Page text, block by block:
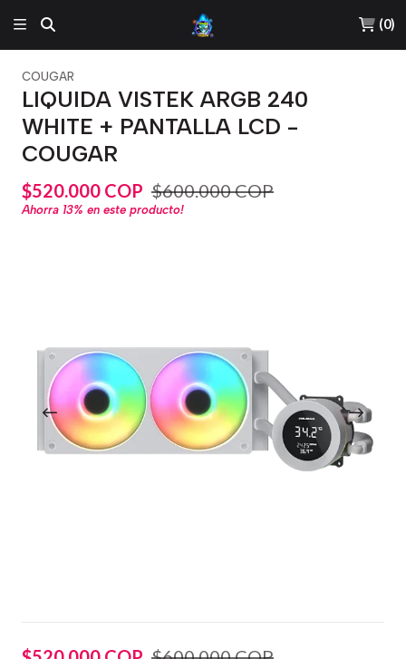
(0)
COUGAR
LIQUIDA VISTEK ARGB 240
WHITE + PANTALLA LCD -
COUGAR
$520.000 COP $600.000 COP
Ahorra 13% en este producto!